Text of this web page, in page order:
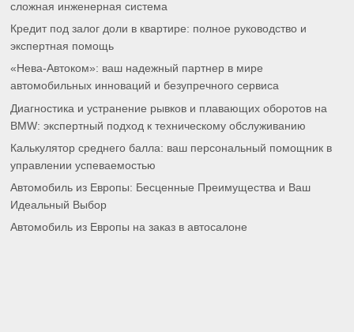
сложная инженерная система
Кредит под залог доли в квартире: полное руководство и
экспертная помощь
«Нева-Автоком»: ваш надежный партнер в мире
автомобильных инноваций и безупречного сервиса
Диагностика и устранение рывков и плавающих оборотов на
BMW: экспертный подход к техническому обслуживанию
Калькулятор среднего балла: ваш персональный помощник в
управлении успеваемостью
Автомобиль из Европы: Бесценные Преимущества и Ваш
Идеальный Выбор
Автомобиль из Европы на заказ в автосалоне